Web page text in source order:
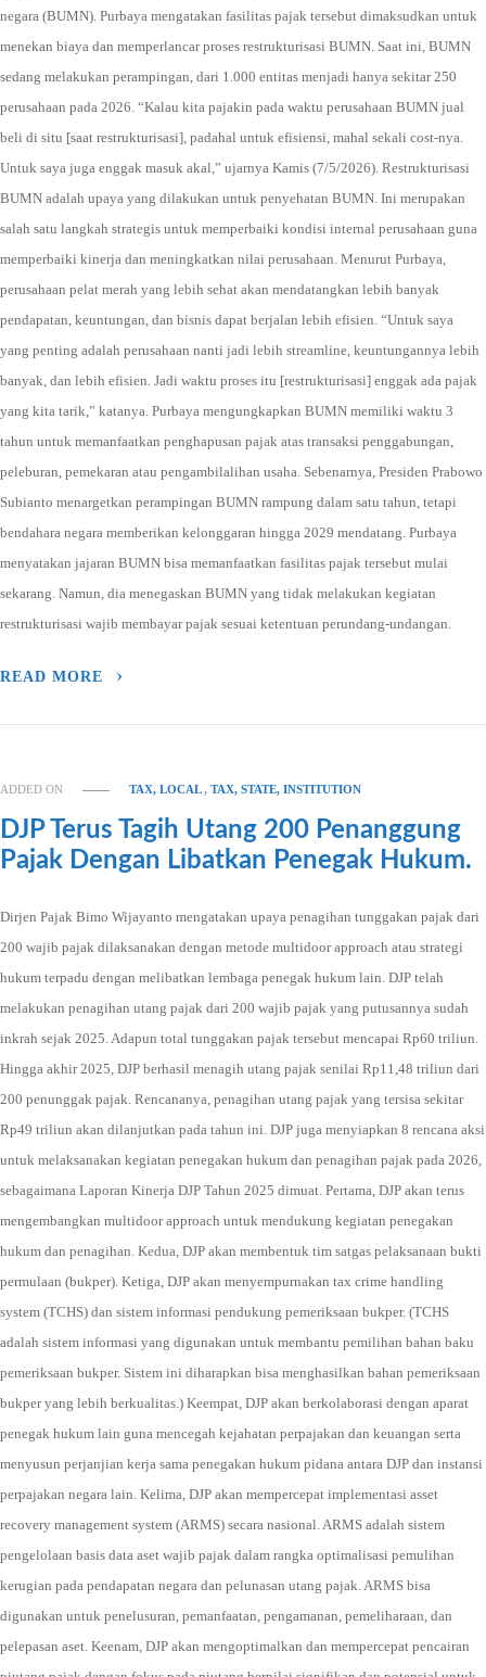
negara (BUMN). Purbaya mengatakan fasilitas pajak tersebut dimaksudkan untuk
menekan biaya dan memperlancar proses restrukturisasi BUMN. Saat ini, BUMN
sedang melakukan perampingan, dari 1.000 entitas menjadi hanya sekitar 250
perusahaan pada 2026. “Kalau kita pajakin pada waktu perusahaan BUMN jual
beli di situ [saat restrukturisasi], padahal untuk efisiensi, mahal sekali cost-nya.
Untuk saya juga enggak masuk akal,” ujarnya Kamis (7/5/2026). Restrukturisasi
BUMN adalah upaya yang dilakukan untuk penyehatan BUMN. Ini merupakan
salah satu langkah strategis untuk memperbaiki kondisi internal perusahaan guna
memperbaiki kinerja dan meningkatkan nilai perusahaan. Menurut Purbaya,
perusahaan pelat merah yang lebih sehat akan mendatangkan lebih banyak
pendapatan, keuntungan, dan bisnis dapat berjalan lebih efisien. “Untuk saya
yang penting adalah perusahaan nanti jadi lebih streamline, keuntungannya lebih
banyak, dan lebih efisien. Jadi waktu proses itu [restrukturisasi] enggak ada pajak
yang kita tarik,” katanya. Purbaya mengungkapkan BUMN memiliki waktu 3
tahun untuk memanfaatkan penghapusan pajak atas transaksi penggabungan,
peleburan, pemekaran atau pengambilalihan usaha. Sebenarnya, Presiden Prabowo
Subianto menargetkan perampingan BUMN rampung dalam satu tahun, tetapi
bendahara negara memberikan kelonggaran hingga 2029 mendatang. Purbaya
menyatakan jajaran BUMN bisa memanfaatkan fasilitas pajak tersebut mulai
sekarang. Namun, dia menegaskan BUMN yang tidak melakukan kegiatan
restrukturisasi wajib membayar pajak sesuai ketentuan perundang-undangan.
READ MORE
ADDED ON TAX, LOCAL,TAX, STATE, INSTITUTION
DJP Terus Tagih Utang 200 Penanggung
Pajak Dengan Libatkan Penegak Hukum.
Dirjen Pajak Bimo Wijayanto mengatakan upaya penagihan tunggakan pajak dari
200 wajib pajak dilaksanakan dengan metode multidoor approach atau strategi
hukum terpadu dengan melibatkan lembaga penegak hukum lain. DJP telah
melakukan penagihan utang pajak dari 200 wajib pajak yang putusannya sudah
inkrah sejak 2025. Adapun total tunggakan pajak tersebut mencapai Rp60 triliun.
Hingga akhir 2025, DJP berhasil menagih utang pajak senilai Rp11,48 triliun dari
200 penunggak pajak. Rencananya, penagihan utang pajak yang tersisa sekitar
Rp49 triliun akan dilanjutkan pada tahun ini. DJP juga menyiapkan 8 rencana aksi
untuk melaksanakan kegiatan penegakan hukum dan penagihan pajak pada 2026,
sebagaimana Laporan Kinerja DJP Tahun 2025 dimuat. Pertama, DJP akan terus
mengembangkan multidoor approach untuk mendukung kegiatan penegakan
hukum dan penagihan. Kedua, DJP akan membentuk tim satgas pelaksanaan bukti
permulaan (bukper). Ketiga, DJP akan menyempurnakan tax crime handling
system (TCHS) dan sistem informasi pendukung pemeriksaan bukper. (TCHS
adalah sistem informasi yang digunakan untuk membantu pemilihan bahan baku
pemeriksaan bukper. Sistem ini diharapkan bisa menghasilkan bahan pemeriksaan
bukper yang lebih berkualitas.) Keempat, DJP akan berkolaborasi dengan aparat
penegak hukum lain guna mencegah kejahatan perpajakan dan keuangan serta
menyusun perjanjian kerja sama penegakan hukum pidana antara DJP dan instansi
perpajakan negara lain. Kelima, DJP akan mempercepat implementasi asset
recovery management system (ARMS) secara nasional. ARMS adalah sistem
pengelolaan basis data aset wajib pajak dalam rangka optimalisasi pemulihan
kerugian pada pendapatan negara dan pelunasan utang pajak. ARMS bisa
digunakan untuk penelusuran, pemanfaatan, pengamanan, pemeliharaan, dan
pelepasan aset. Keenam, DJP akan mengoptimalkan dan mempercepat pencairan